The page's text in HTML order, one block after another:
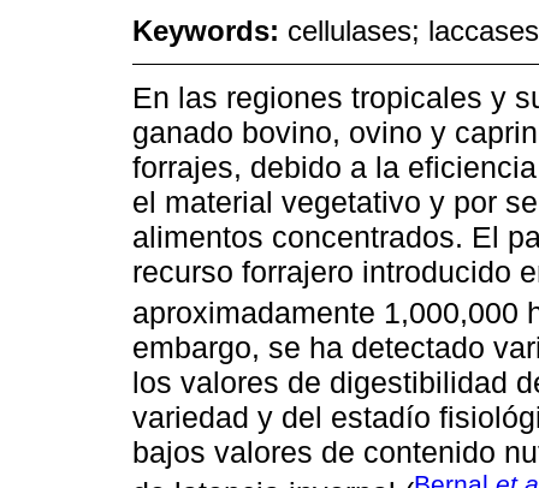
Keywords: cellulases;
En las regiones tropicales y
ganado bovino, ovino y
forrajes, debido a la
el material vegetativo y por
alimentos concentrados. El
recurso forrajero introducido
aproximadamente 1,000,000
embargo, se ha detectado
los valores de digestibilidad
variedad y del estadío
bajos valores de contenido